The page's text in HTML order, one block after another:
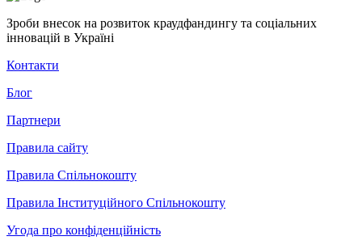
Зроби внесок на розвиток краудфандингу та соціальних
інновацій в Україні
Контакти
Блог
Партнери
Правила сайту
Правила Спільнокошту
Правила Інституційного Спільнокошту
Угода про конфіденційність